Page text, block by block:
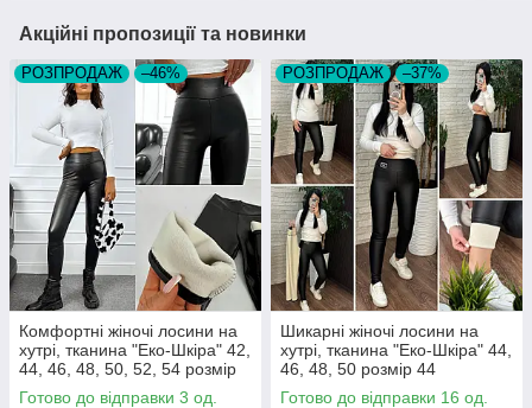
Акційні пропозиції та новинки
РОЗПРОДАЖ –46%
Комфортні жіночі лосини на
хутрі, тканина "Еко-Шкіра" 42,
44, 46, 48, 50, 52, 54 розмір
42
Готово до відправки 3 од.
РОЗПРОДАЖ –37%
Шикарні жіночі лосини на
хутрі, тканина "Еко-Шкіра" 44,
46, 48, 50 розмір 44
Готово до відправки 16 од.